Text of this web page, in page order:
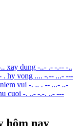
xay dung -..- .- -.-- -..
. hy vong .... -.-- ...- ---
niem vui -. .. . -- ...- ..-
cuoi -. ..- -.-. ..- ---
hôm nay